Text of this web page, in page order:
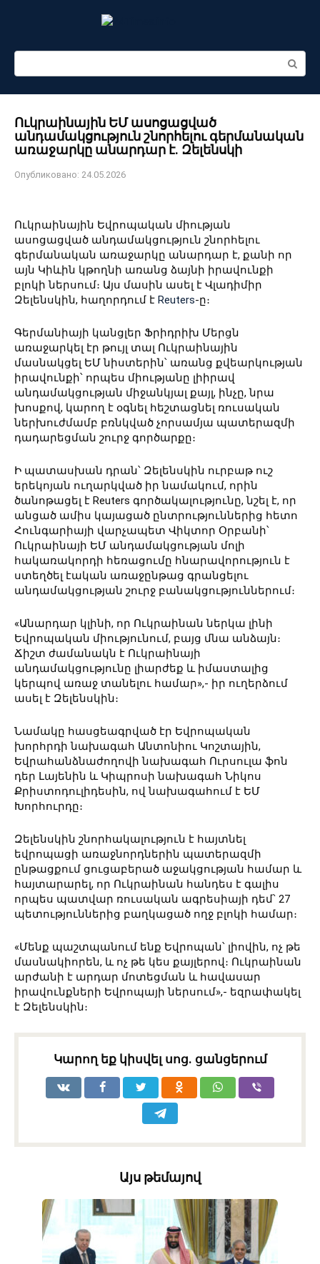
Поиск:
Ուկրաինային ԵՄ ասոցացված
անդամակցություն շնորհելու գերմանական
առաջարկը անարդար է․ Զելենսկի
Опубликовано: 24.05.2026
Ուկրաինային Եվրոպական միության
ասոցացված անդամակցություն շնորհելու
գերմանական առաջարկը անարդար է, քանի որ
այն Կիևին կթողնի առանց ձայնի իրավունքի
բլոկի ներսում։ Այս մասին ասել է Վլադիմիր
Զելենսկին, հաղորդում է Reuters-ը։
Գերմանիայի կանցլեր Ֆրիդրիխ Մերցն
առաջարկել էր թույլ տալ Ուկրաինային
մասնակցել ԵՄ նիստերին՝ առանց քվեարկության
իրավունքի՝ որպես միությանը լիիրավ
անդամակցության միջանկյալ քայլ, ինչը, նրա
խոսքով, կարող է օգնել հեշտացնել ռուսական
ներխուժմամբ բռնկված չորսամյա պատերազմի
դադարեցման շուրջ գործարքը։
Ի պատասխան դրան՝ Զելենսկին ուրբաթ ուշ
երեկոյան ուղարկված իր նամակում, որին
ծանոթացել է Reuters գործակալությունը, նշել է, որ
անցած ամիս կայացած ընտրություններից հետո
Հունգարիայի վարչապետ Վիկտոր Օրբանի՝
Ուկրաինայի ԵՄ անդամակցության մոլի
հակառակորդի հեռացումը հնարավորություն է
ստեղծել էական առաջընթաց գրանցելու
անդամակցության շուրջ բանակցություններում։
«Անարդար կլինի, որ Ուկրաինան ներկա լինի
Եվրոպական միությունում, բայց մնա անձայն։
Ճիշտ ժամանակն է Ուկրաինայի
անդամակցությունը լիարժեք և իմաստալից
կերպով առաջ տանելու համար»,- իր ուղերձում
ասել է Զելենսկին։
Նամակը հասցեագրված էր Եվրոպական
խորհրդի նախագահ Անտոնիու Կոշտային,
Եվրահանձնաժողովի նախագահ Ուրսուլա ֆոն
դեր Լայենին և Կիպրոսի նախագահ Նիկոս
Քրիստոդուլիդեսին, ով նախագահում է ԵՄ
Խորհուրդը։
Զելենսկին շնորհակալություն է հայտնել
եվրոպացի առաջնորդներին պատերազմի
ընթացքում ցուցաբերած աջակցության համար և
հայտարարել, որ Ուկրաինան հանդես է գալիս
որպես պատվար ռուսական ագրեսիայի դեմ՝ 27
պետություններից բաղկացած ողջ բլոկի համար։
«Մենք պաշտպանում ենք Եվրոպան՝ լիովին, ոչ թե
մասնակիորեն, և ոչ թե կես քայլերով։ Ուկրաինան
արժանի է արդար մոտեցման և հավասար
իրավունքների Եվրոպայի ներսում»,- եզրափակել
է Զելենսկին։
Կարող եք կիսվել սոց․ ցանցերում
Այս թեմայով